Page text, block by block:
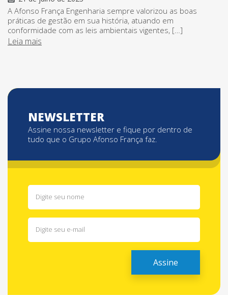
A Afonso França Engenharia sempre valorizou as boas
práticas de gestão em sua história, atuando em
conformidade com as leis ambientais vigentes, […]
Leia mais
NEWSLETTER
Assine nossa newsletter e fique por dentro de
tudo que o Grupo Afonso França faz.